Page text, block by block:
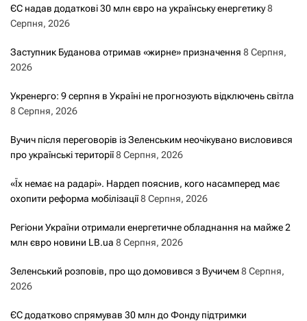
ЄС надав додаткові 30 млн євро на українську енергетику8
Серпня, 2026
Заступник Буданова отримав «жирне» призначення 8 Серпня,
2026
Укренерго: 9 серпня в Україні не прогнозують відключень світла
8 Серпня, 2026
Вучич після переговорів із Зеленським неочікувано висловився
про українські території8 Серпня, 2026
«Їх немає на радарі». Нардеп пояснив, кого насамперед має
охопити реформа мобілізації8 Серпня, 2026
Регіони України отримали енергетичне обладнання на майже 2
млн євро новини LB.ua 8 Серпня, 2026
Зеленський розповів, про що домовився з Вучичем8 Серпня,
2026
ЄС додатково спрямував 30 млн до Фонду підтримки